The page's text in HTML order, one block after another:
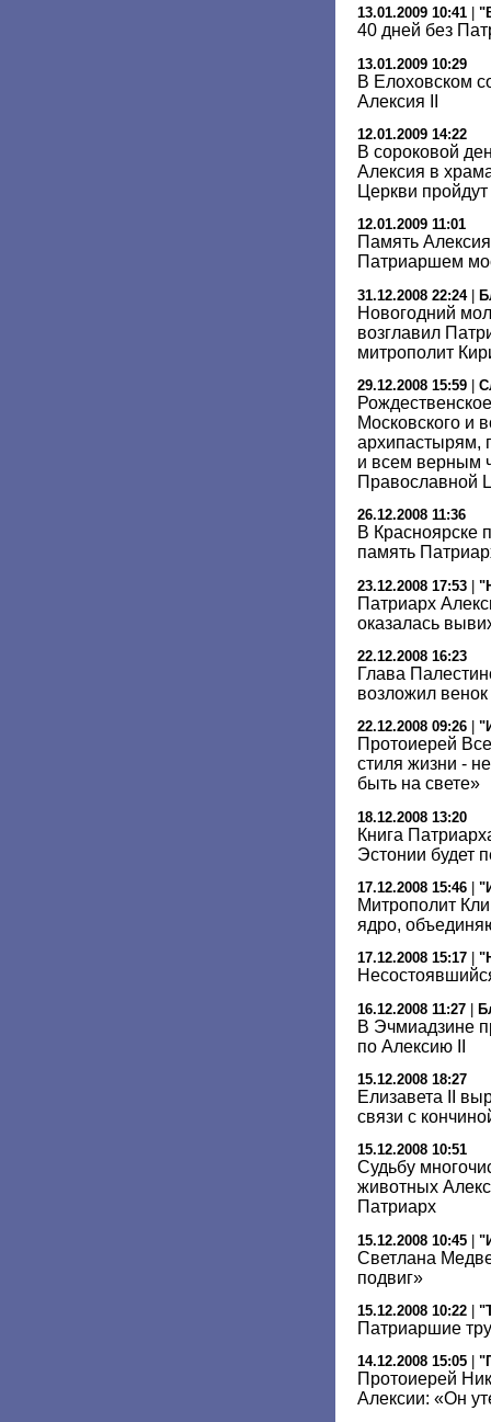
13.01.2009 10:41
40 дней без
13.01.2009 10:29
В Елоховском
Алексия II
12.01.2009 14:22
В сороковой
Алексия в
Церкви
12.01.2009 11:01
Память
Патриаршем
31.12.2008 22:24|
Новогодний
возглавил
митрополит
29.12.2008 15:59
Московского и
архипастырям,
и всем верным
Православной
26.12.2008 11:36
В Красноярске
память
23.12.2008 17:53 |
Патриарх
оказалась
22.12.2008 16:23
Глава
возложил
22.12.2008 09:26
Протоиерей
стиля жизни -
быть на свете»
18.12.2008 13:20
Книга
Эстонии будет
17.12.2008 15:46
Митрополит
ядро,
17.12.2008 15:17
16.12.2008 11:27 |
В Эчмиадзине
по Алексию II
15.12.2008 18:27
Елизавета II
связи с
15.12.2008 10:51
Судьбу
животных
Патриарх
15.12.2008 10:45 |
Светлана
подвиг»
15.12.2008 10:22
Патриаршие
14.12.2008 15:05
Протоиерей
Алексии: «Он